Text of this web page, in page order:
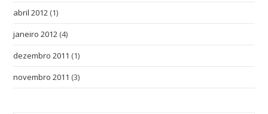
abril 2012 (1)
janeiro 2012 (4)
dezembro 2011 (1)
novembro 2011 (3)